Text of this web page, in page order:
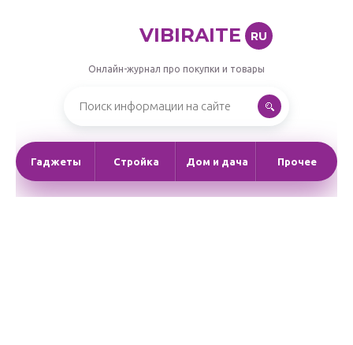
VIBIRAITE RU
Онлайн-журнал про покупки и товары
Гаджеты Стройка Дом и дача Прочее